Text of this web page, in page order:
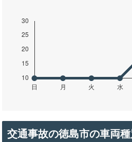
交通事故の徳島市の車両